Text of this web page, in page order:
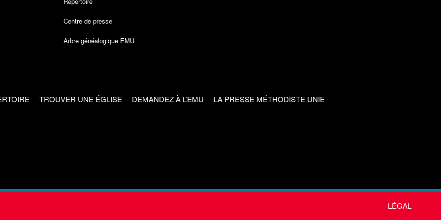
Centre de presse
Arbre généalogique EMU
TROUVER UNE ÉGLISE DEMANDEZ À L’EMU LA PRESSE MÉTHODISTE UNIE
LÉGAL